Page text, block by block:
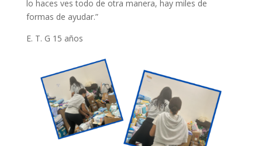
lo haces ves todo de otra manera, hay miles de
formas de ayudar.”
E. T. G 15 años